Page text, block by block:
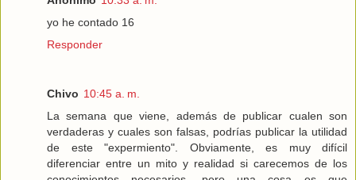
yo he contado 16
Responder
Chivo 10:45 a. m.
La semana que viene, además de publicar cualen son
verdaderas y cuales son falsas, podrías publicar la utilidad
de este "expermiento". Obviamente, es muy difícil
diferenciar entre un mito y realidad si carecemos de los